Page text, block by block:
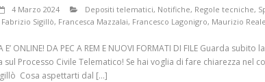
4 Marzo 2024 Depositi telematici, Notifiche, Regole tecniche,
Fabrizio Sigillò, Francesca Mazzalai, Francesco Lagonigro, Maurizio Reale
E’ ONLINE! DA PEC A REM E NUOVI FORMATI DI FILE Guarda
Processo Civile Telematico! Se hai voglia di fare chiarezza nel
Cosa aspettarti dal […]